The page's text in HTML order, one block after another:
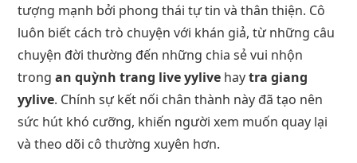
tượng mạnh bởi phong thái tự tin và thân thiện. Cô
luôn biết cách trò chuyện với khán giả, từ những câu
chuyện đời thường đến những chia sẻ vui nhộn
trongan quỳnh trang live yylive haytra giang
yylive. Chính sự kết nối chân thành này đã tạo nên
sức hút khó cưỡng, khiến người xem muốn quay lại
và theo dõi cô thường xuyên hơn.